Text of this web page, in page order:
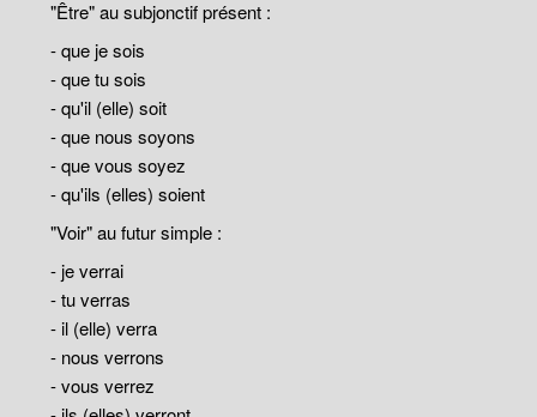
"Être" au subjonctif présent :
- que je sois
- que tu sois
- qu'il (elle) soit
- que nous soyons
- que vous soyez
- qu'ils (elles) soient
"Voir" au futur simple :
- je verrai
- tu verras
- il (elle) verra
- nous verrons
- vous verrez